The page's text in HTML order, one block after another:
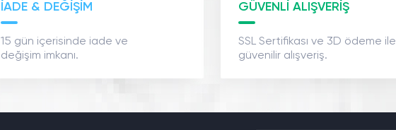
İADE & DEĞİŞİM
15 gün içerisinde iade ve
değişim imkanı.
GÜVENLİ ALIŞVERİŞ
SSL Sertifikası ve 3D ödeme ile
güvenilir alışveriş.